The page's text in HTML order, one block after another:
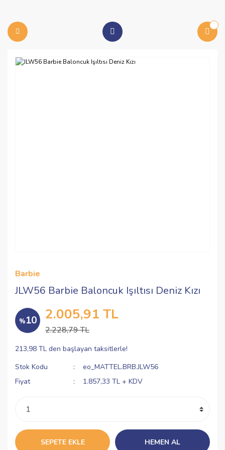
Barbie
JLW56 Barbie Baloncuk Işıltısı Deniz Kızı
%10 2.005,91 TL
2.228,79 TL
213,98 TL den başlayan taksitlerle!
Stok Kodu
eo_MATTEL.BRB.JLW56
Fiyat
1.857,33 TL + KDV
SEPETE EKLE HEMEN AL